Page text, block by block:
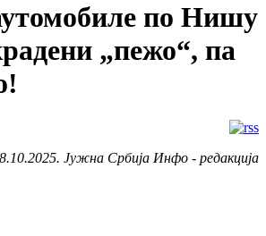
по Нишу
„пежо“, па
Јужна Србија Инфо - редакција